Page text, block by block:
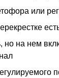
или
но на нем